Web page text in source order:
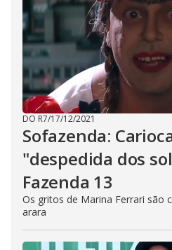
DO R7/17/12/2021
Sofazenda:
"despedida dos
Fazenda 13
Os gritos de Marina Ferrari são
arara